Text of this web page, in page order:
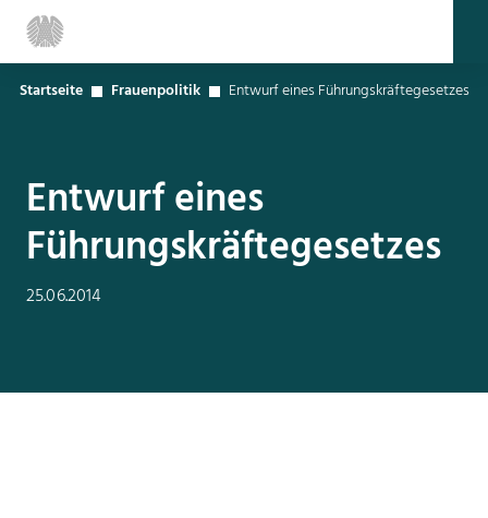
Startseite Frauenpolitik Entwurf eines Führungskräftegesetzes
Entwurf eines
Führungskräftegesetzes
25.06.2014